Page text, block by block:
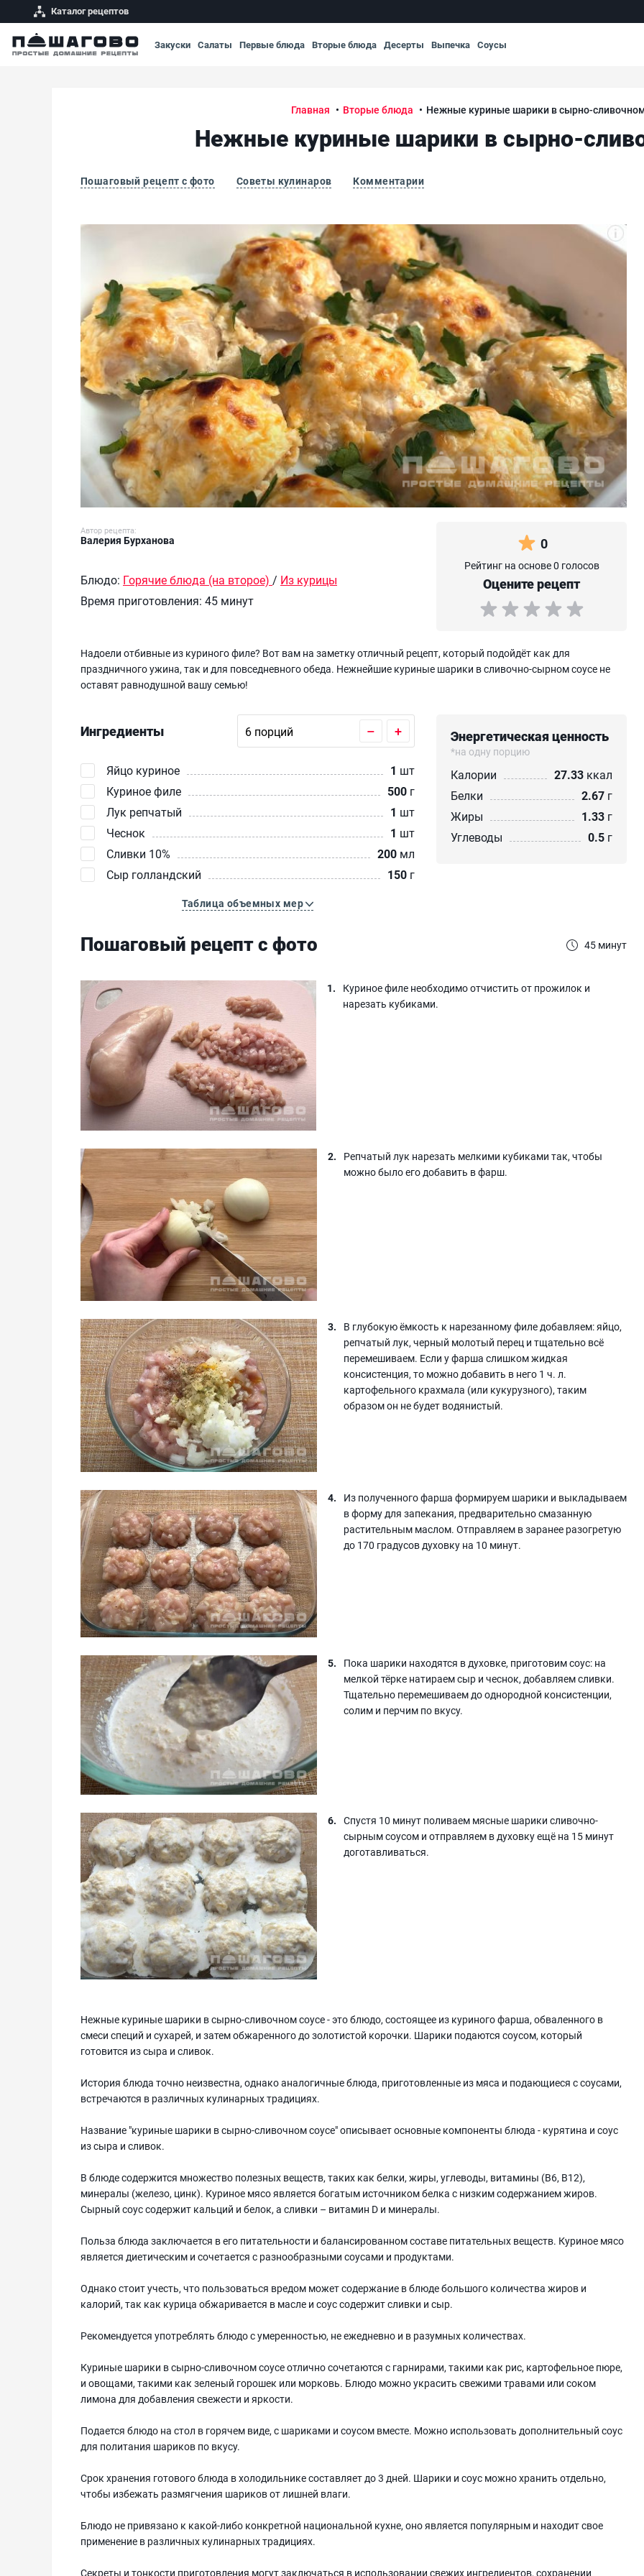
Каталог рецептов
Закуски Салаты Первые блюда Вторые блюда Десерты Выпечка Соусы
Главная Вторые блюда Нежные куриные шарики в сырно-
Нежные куриные шарики в сырно-
Пошаговый рецепт с фото Советы кулинаров Комментарии
Нежные куриные шарики в сырно-сливочном соусе
Автор рецепта:
Валерия Бурханова
Блюдо: Горячие блюда (на второе) / Из курицы
Время приготовления: 45 минут
0
Рейтинг на основе 0 голосов
Оцените рецепт
Надоели отбивные из куриного филе? Вот вам на заметку отличный рецепт, который подойдёт как для
праздничного ужина, так и для повседневного обеда. Нежнейшие куриные шарики в сливочно-сырном соусе не
оставят равнодушной вашу семью!
Ингредиенты – +
Яйцо куриное 1 шт
Куриное филе
500 г
Лук репчатый
1 шт
Чеснок
1 шт
Сливки 10%
200 мл
Сыр голландский
150 г
Таблица объемных мер
Энергетическая ценность
*на одну порцию
Калории 27.33 ккал
Белки
2.67 г
Жиры
1.33 г
Углеводы
0.5 г
Пошаговый рецепт с фото 45 минут
Куриное филе необходимо отчистить от прожилок и
нарезать кубиками.
Репчатый лук нарезать мелкими кубиками так, чтобы
можно было его добавить в фарш.
В глубокую ёмкость к нарезанному филе добавляем: яйцо,
репчатый лук, черный молотый перец и тщательно всё
перемешиваем. Если у фарша слишком жидкая
консистенция, то можно добавить в него 1 ч. л.
картофельного крахмала (или кукурузного), таким
образом он не будет водянистый.
Из полученного фарша формируем шарики и выкладываем
в форму для запекания, предварительно смазанную
растительным маслом. Отправляем в заранее разогретую
до 170 градусов духовку на 10 минут.
Пока шарики находятся в духовке, приготовим соус: на
мелкой тёрке натираем сыр и чеснок, добавляем сливки.
Тщательно перемешиваем до однородной консистенции,
солим и перчим по вкусу.
Спустя 10 минут поливаем мясные шарики сливочно-
сырным соусом и отправляем в духовку ещё на 15 минут
доготавливаться.
Нежные куриные шарики в сырно-сливочном соусе - это блюдо, состоящее из куриного фарша, обваленного в
смеси специй и сухарей, и затем обжаренного до золотистой корочки. Шарики подаются соусом, который
готовится из сыра и сливок.
История блюда точно неизвестна, однако аналогичные блюда, приготовленные из мяса и подающиеся с соусами,
встречаются в различных кулинарных традициях.
Название "куриные шарики в сырно-сливочном соусе" описывает основные компоненты блюда - курятина и соус
из сыра и сливок.
В блюде содержится множество полезных веществ, таких как белки, жиры, углеводы, витамины (B6, B12),
минералы (железо, цинк). Куриное мясо является богатым источником белка с низким содержанием жиров.
Сырный соус содержит кальций и белок, а сливки – витамин D и минералы.
Польза блюда заключается в его питательности и балансированном составе питательных веществ. Куриное мясо
является диетическим и сочетается с разнообразными соусами и продуктами.
Однако стоит учесть, что пользоваться вредом может содержание в блюде большого количества жиров и
калорий, так как курица обжаривается в масле и соус содержит сливки и сыр.
Рекомендуется употреблять блюдо с умеренностью, не ежедневно и в разумных количествах.
Куриные шарики в сырно-сливочном соусе отлично сочетаются с гарнирами, такими как рис, картофельное пюре,
и овощами, такими как зеленый горошек или морковь. Блюдо можно украсить свежими травами или соком
лимона для добавления свежести и яркости.
Подается блюдо на стол в горячем виде, с шариками и соусом вместе. Можно использовать дополнительный соус
для политания шариков по вкусу.
Срок хранения готового блюда в холодильнике составляет до 3 дней. Шарики и соус можно хранить отдельно,
чтобы избежать размягчения шариков от лишней влаги.
Блюдо не привязано к какой-либо конкретной национальной кухне, оно является популярным и находит свое
применение в различных кулинарных традициях.
Секреты и тонкости приготовления могут заключаться в использовании свежих ингредиентов, сохранении